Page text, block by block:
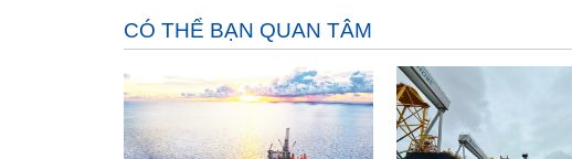
CÓ THỂ BẠN QUAN TÂM